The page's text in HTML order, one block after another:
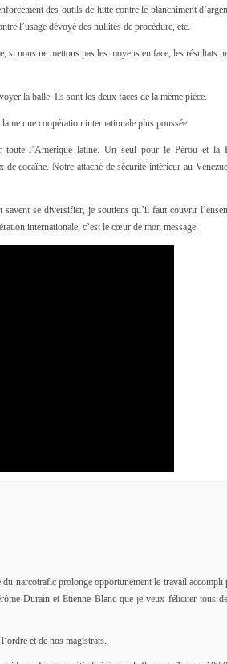
des outils de lutte contre le blanchiment
l’usage dévoyé des nullités de procédure, etc.
si nous ne mettons pas les moyens en face, les résultats
la balle. Ils sont les deux faces de la même pièce.
une coopération internationale plus poussée.
toute l’Amérique latine. Un seul pour le Pérou et la
cocaïne. Notre attaché de sécurité intérieur au
savent se diversifier, je soutiens qu’il faut couvrir
internationale, c’est le cœur de mon message.
narcotrafic prolonge opportunément le travail accompli
Durain et Etienne Blanc que je veux féliciter tous
et de nos magistrats.